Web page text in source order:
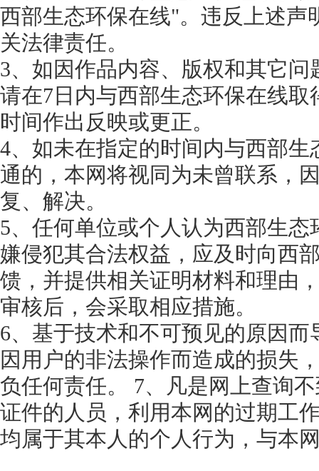
西部生态环保在线"。违反上述声
关法律责任。
3、如因作品内容、版权和其它
请在7日内与西部生态环保在线
时间作出反映或更正。
4、如未在指定的时间内与西部
通的，本网将视同为未曾联系，
复、解决。
5、任何单位或个人认为西部生
嫌侵犯其合法权益，应及时向西
馈，并提供相关证明材料和理由
审核后，会采取相应措施。
6、基于技术和不可预见的原因
因用户的非法操作而造成的损失
负任何责任。 7、凡是网上查询
证件的人员，利用本网的过期工
均属于其本人的个人行为，与本